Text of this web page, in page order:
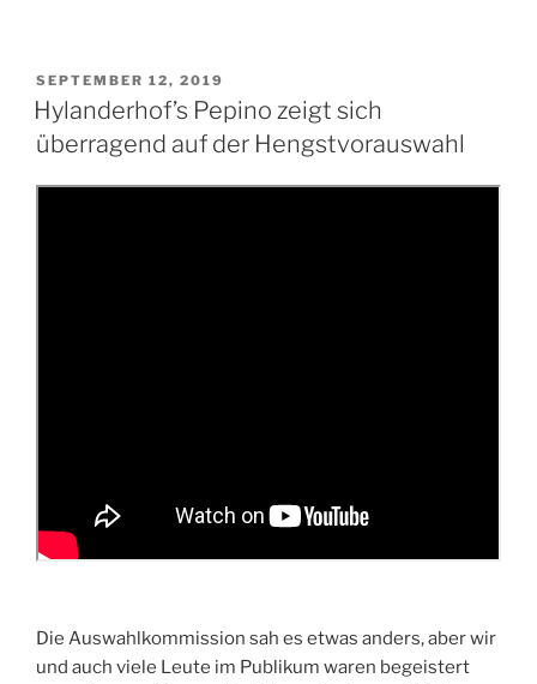
VERÖFFENTLICHT
AM
SEPTEMBER 12, 2019
Hylanderhof’s Pepino zeigt sich
überragend auf der Hengstvorauswahl
Die Auswahlkommission sah es etwas anders, aber wir
und auch viele Leute im Publikum waren begeistert